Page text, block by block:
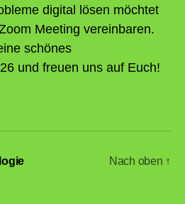
digital lösen möchtet
Meeting vereinbaren.
schönes
und freuen uns auf Euch!
Nach oben ↑